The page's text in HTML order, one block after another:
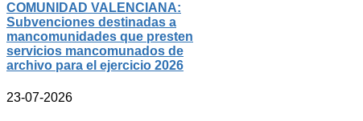
COMUNIDAD VALENCIANA:
Subvenciones destinadas a
mancomunidades que presten
servicios mancomunados de
archivo para el ejercicio 2026
23-07-2026